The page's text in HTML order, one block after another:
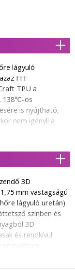
lágyuló
FFF
TPU a
138℃-os
is nyújtható,
nem igényli a
ortopéd
át a mechanikai
nyomtatókban
3D
mm vastagságú
lágyuló uretán)
színben és
3D
és rendkívül
az egyes